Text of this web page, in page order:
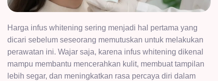
Harga infus whitening sering menjadi hal pertama yang
dicari sebelum seseorang memutuskan untuk melakukan
perawatan ini. Wajar saja, karena infus whitening dikenal
mampu membantu mencerahkan kulit, membuat tampilan
lebih segar, dan meningkatkan rasa percaya diri dalam